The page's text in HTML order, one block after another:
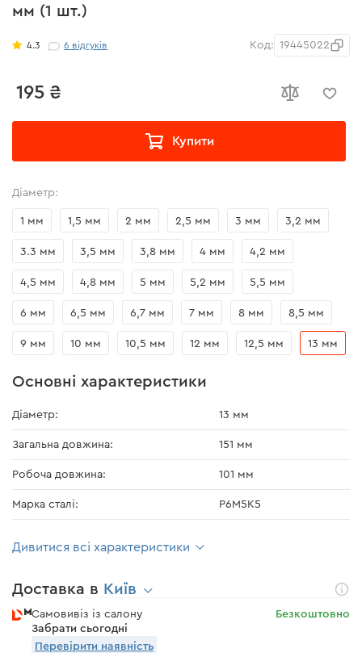
мм (1 шт.)
4.3 6 відгуків Код: 19445022
195 ₴
Купити
Діаметр:
1 мм 1,5 мм 2 мм 2,5 мм 3 мм 3,2 мм
3.3 мм 3,5 мм 3,8 мм 4 мм 4,2 мм
4,5 мм 4,8 мм 5 мм 5,2 мм 5,5 мм
6 мм 6,5 мм 6,7 мм 7 мм 8 мм 8,5 мм
9 мм 10 мм 10,5 мм 12 мм 12,5 мм 13 мм
Основні характеристики
Діаметр: 13 мм
Загальна довжина: 151 мм
Робоча довжина: 101 мм
Марка сталі: P6M5K5
Дивитися всі характеристики
Доставка в Київ
Самовивіз із салону
Забрати сьогодні
Безкоштовно
Перевірити наявність